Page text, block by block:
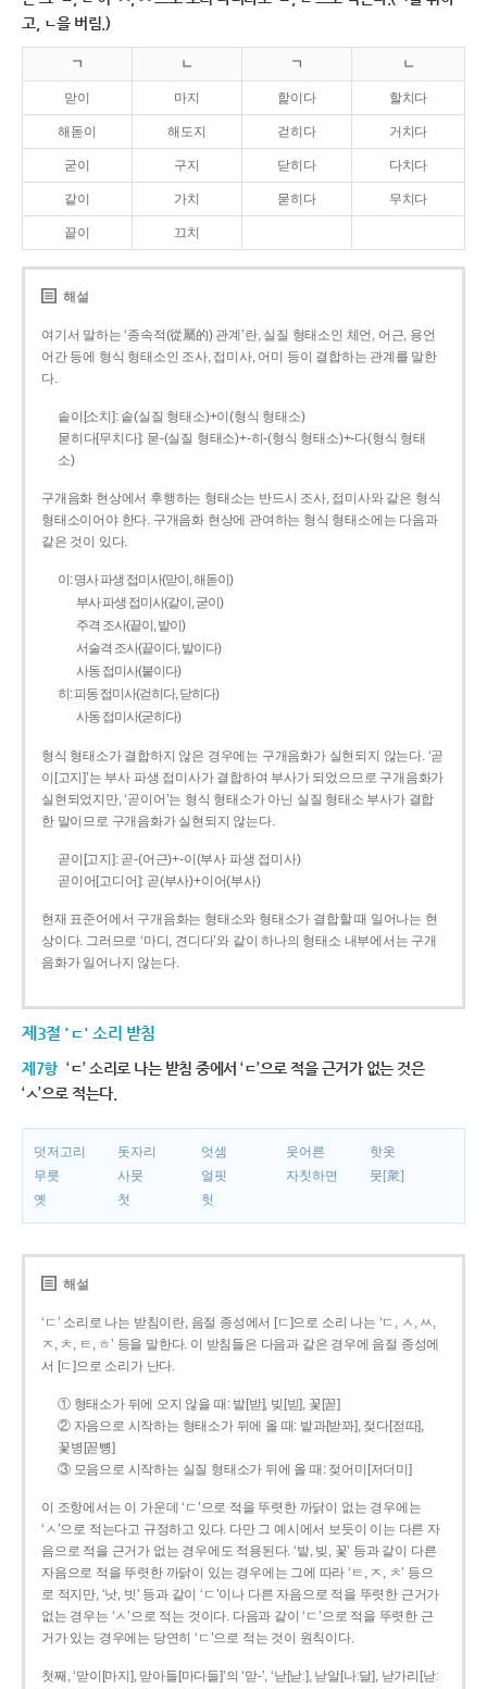
고, ㄴ을 버림.)
ㄱ ㄴ ㄱ ㄴ
맏이 마지 핥이다 할치다
해돋이 해도지 걷히다 거치다
굳이 구지 닫히다 다치다
같이 가치 묻히다 무치다
끝이 끄치
해설
여기서 말하는 ‘종속적(從屬的) 관계’란, 실질 형태소인 체언, 어근, 용언
어간 등에 형식 형태소인 조사, 접미사, 어미 등이 결합하는 관계를 말한
다.
솥이[소치]: 솥(실질 형태소)+이(형식 형태소)
묻히다[무치다]: 묻­-(실질 형태소)+­-히­-(형식 형태소)+-다(형식 형태
소)
구개음화 현상에서 후행하는 형태소는 반드시 조사, 접미사와 같은 형식
형태소이어야 한다. 구개음화 현상에 관여하는 형식 형태소에는 다음과
같은 것이 있다.
이: 명사 파생 접미사(맏이, 해돋이)
부사 파생 접미사(같이, 굳이)
주격 조사(끝이, 밭이)
서술격 조사(끝이다, 밭이다)
사동 접미사(붙이다)
히: 피동 접미사(걷히다, 닫히다)
사동 접미사(굳히다)
형식 형태소가 결합하지 않은 경우에는 구개음화가 실현되지 않는다. ‘곧
이[고지]’는 부사 파생 접미사가 결합하여 부사가 되었으므로 구개음화가
실현되었지만, ‘곧이어’는 형식 형태소가 아닌 실질 형태소 부사가 결합
한 말이므로 구개음화가 실현되지 않는다.
곧이[고지]: 곧-­(어근)+­-이(부사 파생 접미사)
곧이어[고디어]: 곧(부사)+이어(부사)
현재 표준어에서 구개음화는 형태소와 형태소가 결합할 때 일어나는 현
상이다. 그러므로 ‘마디, 견디다’와 같이 하나의 형태소 내부에서는 구개
음화가 일어나지 않는다.
제3절 'ㄷ' 소리 받침
제7항 ‘ㄷ’ 소리로 나는 받침 중에서 ‘ㄷ’으로 적을 근거가 없는 것은
‘ㅅ’으로 적는다.
덧저고리 돗자리 엇셈 웃어른
핫옷
무릇
사뭇 얼핏 자칫하면
뭇[衆]
옛
첫 헛
해설
‘ㄷ’ 소리로 나는 받침이란, 음절 종성에서 [ㄷ]으로 소리 나는 ‘ㄷ, ㅅ, ㅆ,
ㅈ, ㅊ, ㅌ, ㅎ’ 등을 말한다. 이 받침들은 다음과 같은 경우에 음절 종성에
서 [ㄷ]으로 소리가 난다.
① 형태소가 뒤에 오지 않을 때: 밭[받], 빚[빋], 꽃[꼳]
② 자음으로 시작하는 형태소가 뒤에 올 때: 밭과[받꽈], 젖다[젇따],
꽃병[꼳뼝]
③ 모음으로 시작하는 실질 형태소가 뒤에 올 때: 젖어미[저더미]
이 조항에서는 이 가운데 ‘ㄷ’으로 적을 뚜렷한 까닭이 없는 경우에는
‘ㅅ’으로 적는다고 규정하고 있다. 다만 그 예시에서 보듯이 이는 다른 자
음으로 적을 근거가 없는 경우에도 적용된다. ‘밭, 빚, 꽃’ 등과 같이 다른
자음으로 적을 뚜렷한 까닭이 있는 경우에는 그에 따라 ‘ㅌ, ㅈ, ㅊ’ 등으
로 적지만, ‘낫, 빗’ 등과 같이 ‘ㄷ’이나 다른 자음으로 적을 뚜렷한 근거가
없는 경우는 ‘ㅅ’으로 적는 것이다. 다음과 같이 ‘ㄷ’으로 적을 뚜렷한 근
거가 있는 경우에는 당연히 ‘ㄷ’으로 적는 것이 원칙이다.
첫째, ‘맏이[마지], 맏아들[마다들]’의 ‘맏-’, ‘낟[낟ː], 낟알[나ː달], 낟가리[낟ː